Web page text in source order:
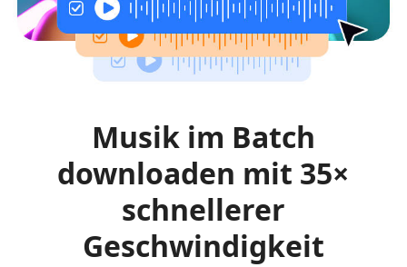
Musik im Batch
downloaden mit 35×
schnellerer
Geschwindigkeit